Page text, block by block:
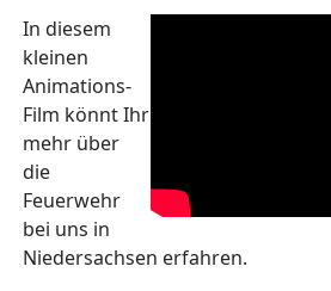
In diesem
kleinen
Animations-
Film könnt Ihr
mehr über
die
Feuerwehr
bei uns in
Niedersachsen erfahren.